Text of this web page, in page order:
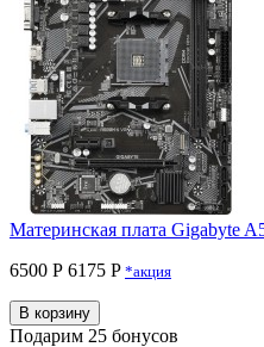
Материнская плата Gigabyte
6500 Р 6175 P *акция
В корзину
Подарим 25 бонусов